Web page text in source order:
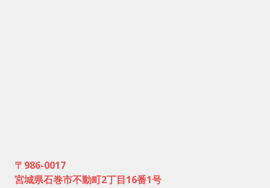
〒986-0017
宮城県石巻市不動町2丁目16番1号